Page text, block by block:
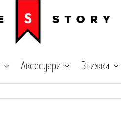
Аксесуари Знижки